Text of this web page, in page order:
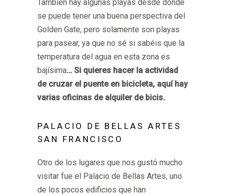
También hay algunas playas desde donde
se puede tener una buena perspectiva del
Golden Gate, pero solamente son playas
para pasear, ya que no sé si sabéis que la
temperatura del agua en esta zona es
bajísima… Si quieres hacer la actividad
de cruzar el puente en bicicleta, aquí hay
varias oficinas de alquiler de bicis.
PALACIO DE BELLAS ARTES
SAN FRANCISCO
Otro de los lugares que nos gustó mucho
visitar fue el Palacio de Bellas Artes, uno
de los pocos edificios que han